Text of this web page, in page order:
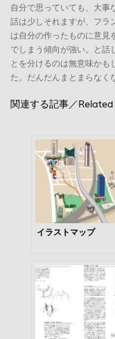
自分で思っていても、大事
話は少しそれますが、フラ
は自分の作ったものに意見
でしまう傾向が強い。と話
とを分けるのは無意味かも
た。だんだんまとまらなく
関連する記事／
イラストマップ